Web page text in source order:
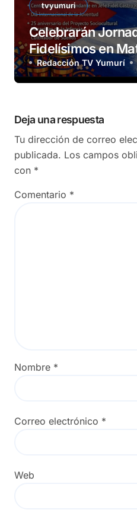
tvyumuri
Celebrarán
Fidelísimos
Redacción TV Yumurí
Deja una respuesta
Tu dirección de correo
publicada. Los campos
con *
Comentario *
Nombre *
Correo electrónico *
Web